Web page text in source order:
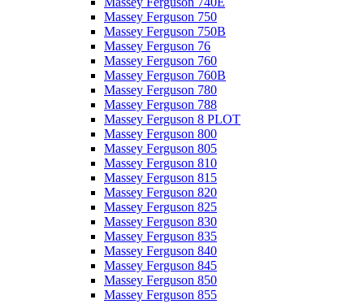
Massey Ferguson 750
Massey Ferguson 750B
Massey Ferguson 76
Massey Ferguson 760
Massey Ferguson 760B
Massey Ferguson 780
Massey Ferguson 788
Massey Ferguson 8 PLOT
Massey Ferguson 800
Massey Ferguson 805
Massey Ferguson 810
Massey Ferguson 815
Massey Ferguson 820
Massey Ferguson 825
Massey Ferguson 830
Massey Ferguson 835
Massey Ferguson 840
Massey Ferguson 845
Massey Ferguson 850
Massey Ferguson 855